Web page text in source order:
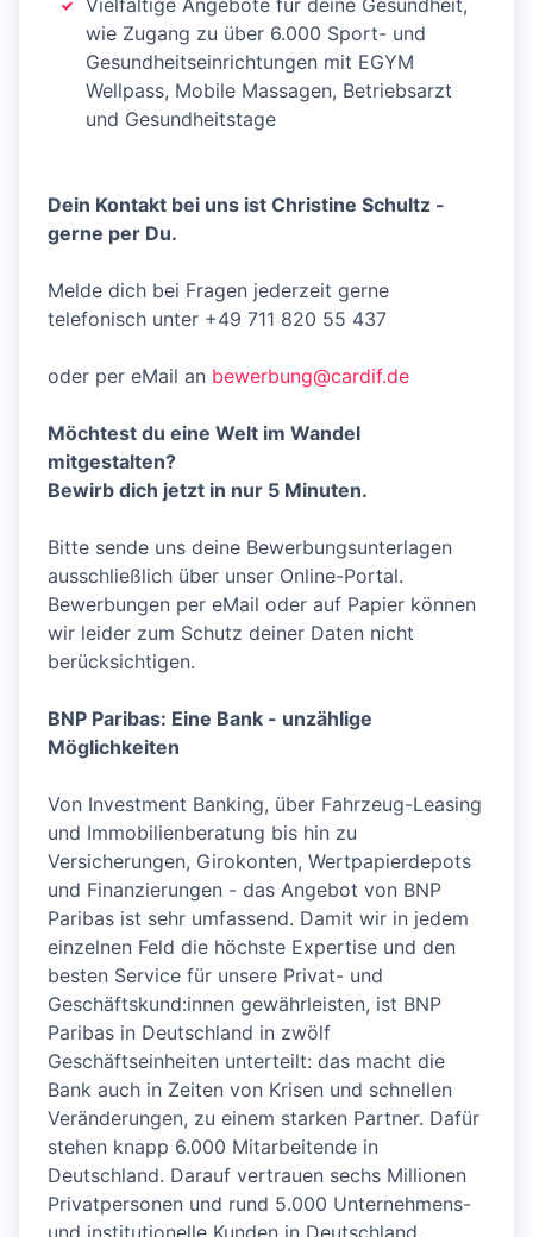
Vielfältige Angebote für deine Gesundheit,
wie Zugang zu über 6.000 Sport- und
Gesundheitseinrichtungen mit EGYM
Wellpass, Mobile Massagen, Betriebsarzt
und Gesundheitstage
Dein Kontakt bei uns ist Christine Schultz -
gerne per Du.
Melde dich bei Fragen jederzeit gerne
telefonisch unter +49 711 820 55 437
oder per eMail an bewerbung@cardif.de
Möchtest du eine Welt im Wandel
mitgestalten?
Bewirb dich jetzt in nur 5 Minuten.
Bitte sende uns deine Bewerbungsunterlagen
ausschließlich über unser Online-Portal.
Bewerbungen per eMail oder auf Papier können
wir leider zum Schutz deiner Daten nicht
berücksichtigen.
BNP Paribas: Eine Bank - unzählige
Möglichkeiten
Von Investment Banking, über Fahrzeug-Leasing
und Immobilienberatung bis hin zu
Versicherungen, Girokonten, Wertpapierdepots
und Finanzierungen - das Angebot von BNP
Paribas ist sehr umfassend. Damit wir in jedem
einzelnen Feld die höchste Expertise und den
besten Service für unsere Privat- und
Geschäftskund:innen gewährleisten, ist BNP
Paribas in Deutschland in zwölf
Geschäftseinheiten unterteilt: das macht die
Bank auch in Zeiten von Krisen und schnellen
Veränderungen, zu einem starken Partner. Dafür
stehen knapp 6.000 Mitarbeitende in
Deutschland. Darauf vertrauen sechs Millionen
Privatpersonen und rund 5.000 Unternehmens-